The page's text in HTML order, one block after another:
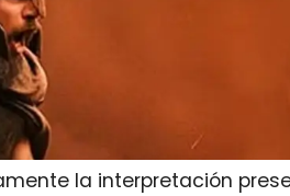
la interpretación